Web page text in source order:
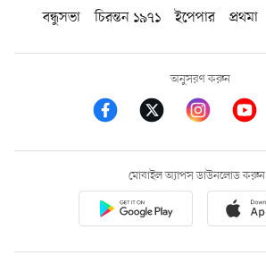
বন্ধুসভা
চিরন্তন ১৯৭১ ইপেপার প্রথমা
অনুসরণ করুন
মোবাইল অ্যাপস ডাউনলোড করুন